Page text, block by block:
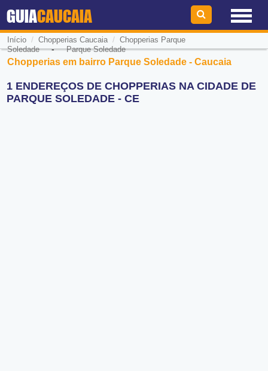
GUIACAUCAIA
Início / Chopperias Caucaia/ Chopperias Parque
Soledade-Parque Soledade
Chopperias em bairro Parque Soledade - Caucaia
1 ENDEREÇOS DE CHOPPERIAS NA CIDADE DE
PARQUE SOLEDADE - CE